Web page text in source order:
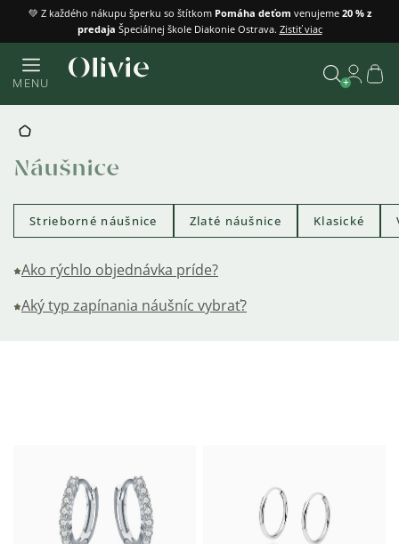
Prejsť
obsah
💚 Z každého nákupu šperku so štítkom Pomáha deťom venujeme 20 % z
predaja Špeciálnej škole Diakonie Ostrava. Zistiť viac
MENU
DOMOV
Náušnice
Ako rýchlo objednávka príde?
Aký typ zapínania náušníc vybrať?
Strieborné náušnice Zlaté náušnice Klasické